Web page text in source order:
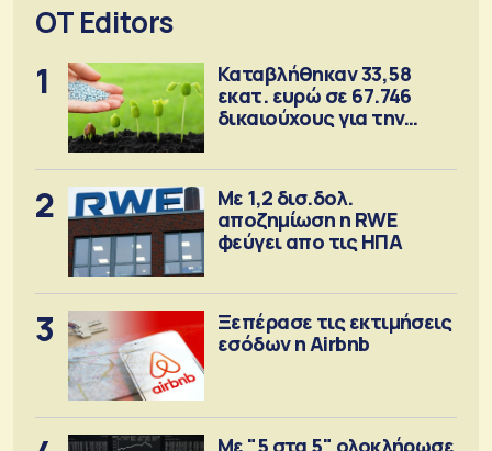
OT Editors
1
Καταβλήθηκαν 33,58
εκατ. ευρώ σε 67.746
δικαιούχους για την
2
Με 1,2 δισ.δολ.
αποζημίωση η RWE
φεύγει απο τις ΗΠΑ
3
Ξεπέρασε τις εκτιμήσεις
εσόδων η Airbnb
Με "5 στα 5" ολοκλήρωσε